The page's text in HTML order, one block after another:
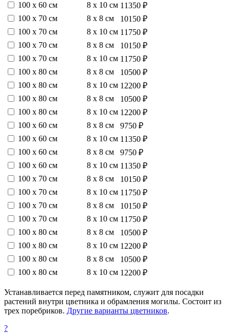
100 х 60 см
8 х 10 см 11350 ₽
100 х 70 см
8 х 8 см
10150 ₽
100 х 70 см
8 х 10 см 11750 ₽
100 х 70 см
8 х 8 см
10150 ₽
100 х 70 см
8 х 10 см 11750 ₽
100 х 80 см
8 х 8 см
10500 ₽
100 х 80 см
8 х 10 см 12200 ₽
100 х 80 см
8 х 8 см
10500 ₽
100 х 80 см
8 х 10 см 12200 ₽
100 х 60 см
8 х 8 см
9750 ₽
100 х 60 см
8 х 10 см 11350 ₽
100 х 60 см
8 х 8 см
9750 ₽
100 х 60 см
8 х 10 см 11350 ₽
100 х 70 см
8 х 8 см
10150 ₽
100 х 70 см
8 х 10 см 11750 ₽
100 х 70 см
8 х 8 см
10150 ₽
100 х 70 см
8 х 10 см 11750 ₽
100 х 80 см
8 х 8 см
10500 ₽
100 х 80 см
8 х 10 см 12200 ₽
100 х 80 см
8 х 8 см
10500 ₽
100 х 80 см
8 х 10 см 12200 ₽
Устанавливается перед памятником, служит для посадки
растений внутри цветника и обрамления могилы. Состоит из
трех поребриков. Другие варианты цветников.
?